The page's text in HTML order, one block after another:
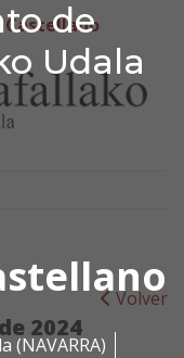
de
Udala
(NAVARRA)
de
Castellano
Volver
2024